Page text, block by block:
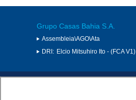
Grupo Casas Bahia S.A.
Assembleia\AGO\Ata
DRI: Elcio Mitsuhiro Ito - (FCA V1)